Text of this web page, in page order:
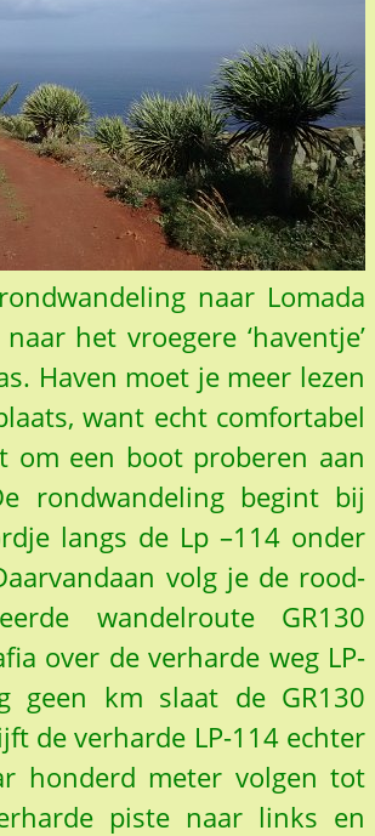
naar Lomada
het vroegere ‘haventje’
Haven moet je meer lezen
want echt comfortabel
om een boot proberen aan
rondwandeling begint bij
langs de Lp –114 onder
volg je de rood-
wandelroute GR130
over de verharde weg LP-
geen km slaat de GR130
de verharde LP-114 echter
honderd meter volgen tot
piste naar links en